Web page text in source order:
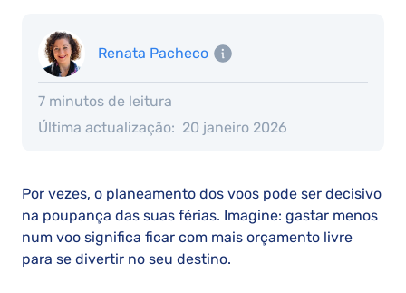
Renata Pacheco
7 minutos de leitura
Última actualização: 20 janeiro 2026
Por vezes, o planeamento dos voos pode ser decisivo
na poupança das suas férias. Imagine: gastar menos
num voo significa ficar com mais orçamento livre
para se divertir no seu destino.